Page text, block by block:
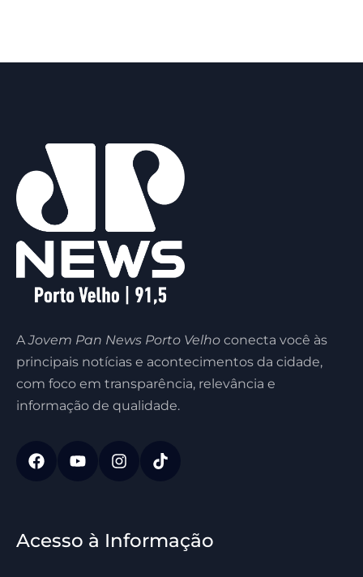
AJovem Pan News Porto Velho conecta você às
principais notícias e acontecimentos da cidade,
com foco em transparência, relevância e
informação de qualidade.
Acesso à Informação